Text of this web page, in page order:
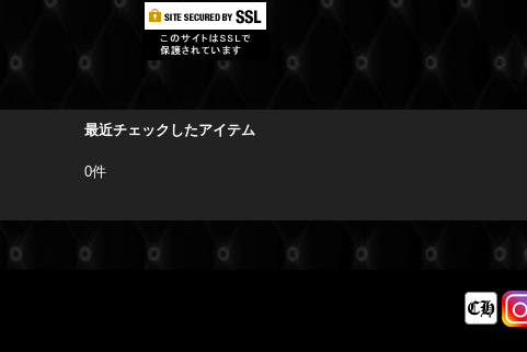
最近チェックしたアイテム
0件